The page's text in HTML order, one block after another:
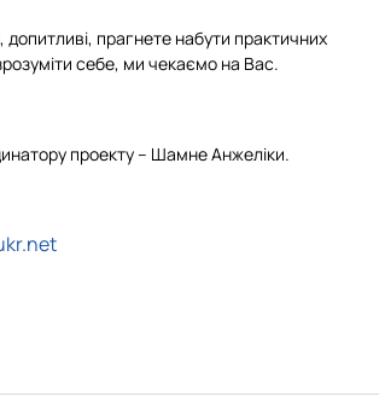
допитливі, прагнете набути практичних
себе, ми чекаємо на Вас.
проекту – Шамне Анжеліки.
.net